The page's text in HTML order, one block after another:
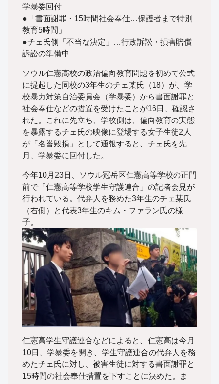
学暴委回付
●「書面謝罪・15時間社会奉仕…保護者まで特別
教育5時間」
●チェ氏側「不当な決定」…行政訴訟・損害賠償
訴訟の準備中
ソウル仁憲高校の政治偏向教育問題を初めて公式
に提起した同校の3年生のチェ某氏（18）が、学
校暴力対策自治委員会（学暴委）から書面謝罪と
社会奉仕などの措置を受けたことが16日、確認さ
れた。これに先立ち、学校側は、偏向教育の実態
を暴露するチェ氏の映像に登場する女子生徒2人
が「名誉毀損」として通報すると、チェ氏を先
月、学暴委に回付した。
今年10月23日、ソウル冠岳区仁憲高等学校の正門
前で「仁憲高等学校学生守護連合」の記者会見が
行われている。代弁人を務めた3年生のチェ某氏
（右側）と代表3年生のキム・ファラン氏の様
子。
仁憲高学生守護連合などによると、仁憲高は今月
10日、学暴委を開き、学生守護連合の代弁人を務
めたチェ氏に対し、被害生徒に対する書面謝罪と
15時間の社会奉仕措置を下すことに決めた。ま